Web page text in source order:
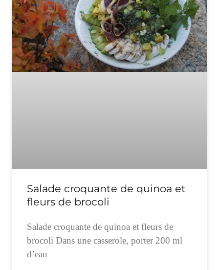
Salade croquante de quinoa et
fleurs de brocoli
Salade croquante de quinoa et fleurs de
brocoli Dans une casserole, porter 200 ml
d’eau